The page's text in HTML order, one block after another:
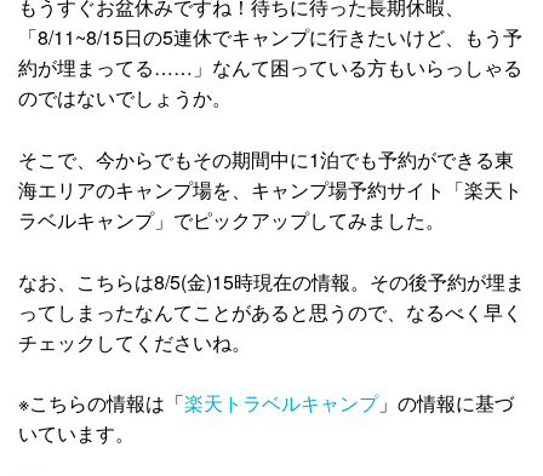
もうすぐお盆休みですね！待ちに待った長期休暇、
「8/11~8/15日の5連休でキャンプに行きたいけど、もう予
約が埋まってる……」なんて困っている方もいらっしゃる
のではないでしょうか。
そこで、今からでもその期間中に1泊でも予約ができる東
海エリアのキャンプ場を、キャンプ場予約サイト「楽天ト
ラベルキャンプ」でピックアップしてみました。
なお、こちらは8/5(金)15時現在の情報。その後予約が埋ま
ってしまったなんてことがあると思うので、なるべく早く
チェックしてくださいね。
※こちらの情報は「楽天トラベルキャンプ」の情報に基づ
いています。